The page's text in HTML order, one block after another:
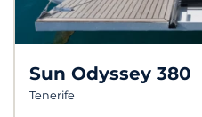
Sun Odyssey 380
Tenerife